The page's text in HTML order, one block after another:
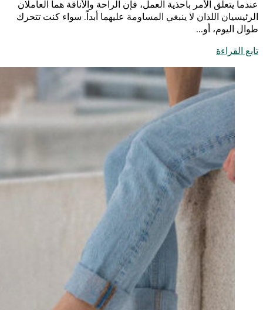
عندما يتعلق الأمر بأحذية العمل، فإن الراحة والأناقة هما العاملان
الرئيسيان اللذان لا ينبغي المساومة عليهما أبداً. سواء كنت تتحرك
طوال اليوم، أو...
تابع القراءة